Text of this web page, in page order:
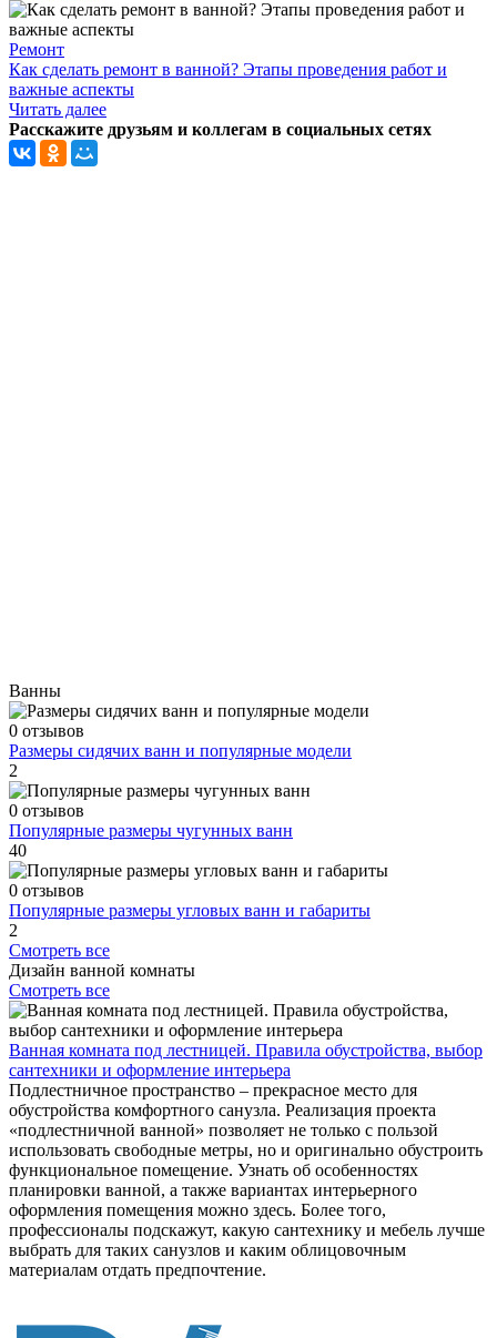
Ремонт
Как сделать ремонт в ванной? Этапы проведения работ и
важные аспекты
Читать далее
Расскажите друзьям и коллегам в социальных сетях
Ванны
0 отзывов
Размеры сидячих ванн и популярные модели
2
0 отзывов
Популярные размеры чугунных ванн
40
0 отзывов
Популярные размеры угловых ванн и габариты
2
Смотреть все
Дизайн ванной комнаты
Смотреть все
Ванная комната под лестницей. Правила обустройства, выбор
сантехники и оформление интерьера
Подлестничное пространство – прекрасное место для
обустройства комфортного санузла. Реализация проекта
«подлестничной ванной» позволяет не только с пользой
использовать свободные метры, но и оригинально обустроить
функциональное помещение. Узнать об особенностях
планировки ванной, а также вариантах интерьерного
оформления помещения можно здесь. Более того,
профессионалы подскажут, какую сантехнику и мебель лучше
выбрать для таких санузлов и каким облицовочным
материалам отдать предпочтение.